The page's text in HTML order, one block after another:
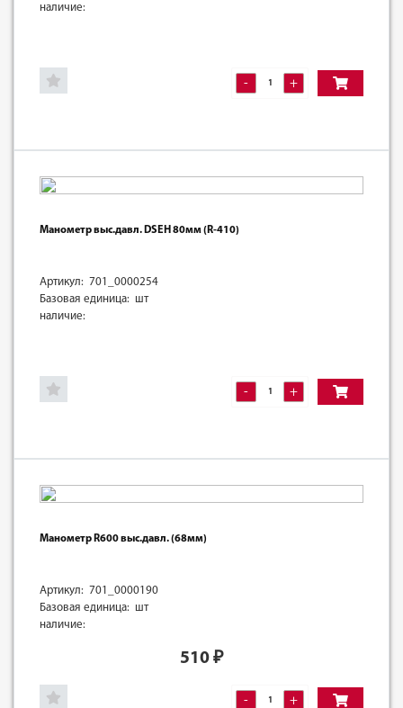
наличие:
- +
Манометр выс.давл. DSEН 80мм (R-410)
Артикул: 701_0000254
Базовая единица: шт
наличие:
- +
Манометр R600 выс.давл. (68мм)
Артикул: 701_0000190
Базовая единица: шт
наличие:
510 ₽
- +